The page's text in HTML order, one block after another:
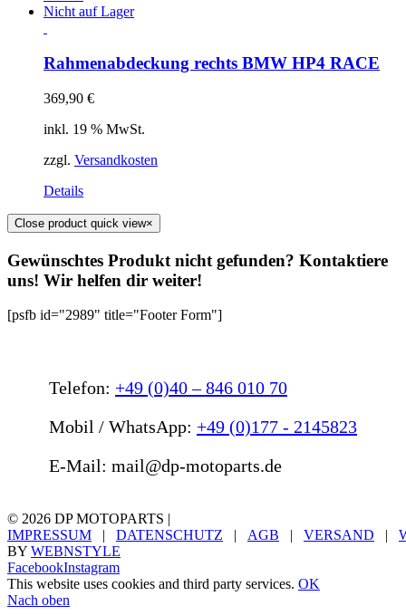
Nicht auf Lager
Rahmenabdeckung rechts BMW HP4 RACE
369,90 €
inkl. 19 % MwSt.
zzgl. Versandkosten
Details
Close product quick view×
Gewünschtes Produkt nicht gefunden? Kontaktiere
uns! Wir helfen dir weiter!
[psfb id="2989" title="Footer Form"]
Telefon: +49 (0)40 – 846 010 70
Mobil / WhatsApp: +49 (0)177 - 2145823
E-Mail: mail@dp-motoparts.de
© 2026 DP MOTOPARTS |
IMPRESSUM | DATENSCHUTZ | AGB | VERSAND |
BY WEBNSTYLE
FacebookInstagram
This website uses cookies and third party services. OK
Nach oben